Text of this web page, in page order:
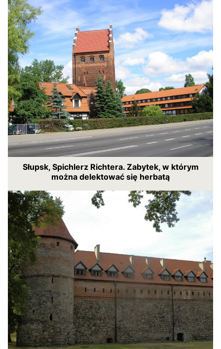
Słupsk, Spichlerz Richtera. Zabytek, w którym
można delektować się herbatą